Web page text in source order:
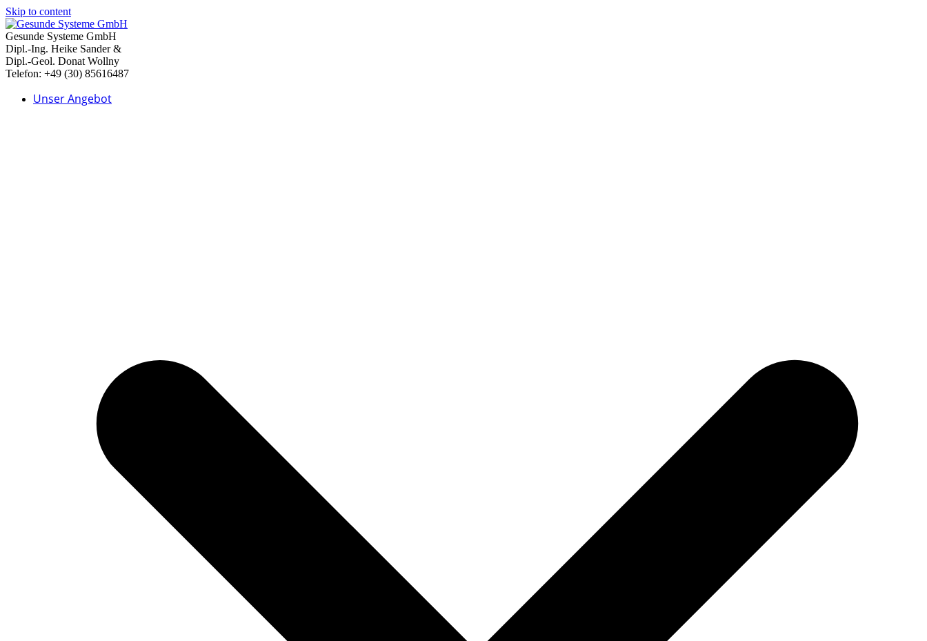
Skip to content
Gesunde Systeme GmbH
Dipl.-Ing. Heike Sander &
Dipl.-Geol. Donat Wollny
Telefon: +49 (30) 85616487
Unser Angebot